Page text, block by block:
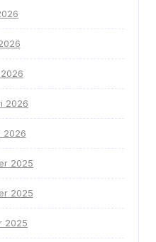
2026
2026
2025
2025
2025